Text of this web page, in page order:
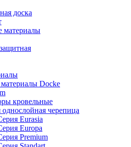
доска
материалы
Docke
кровельные
однослойная черепица
Eurasia
Europa
Premium